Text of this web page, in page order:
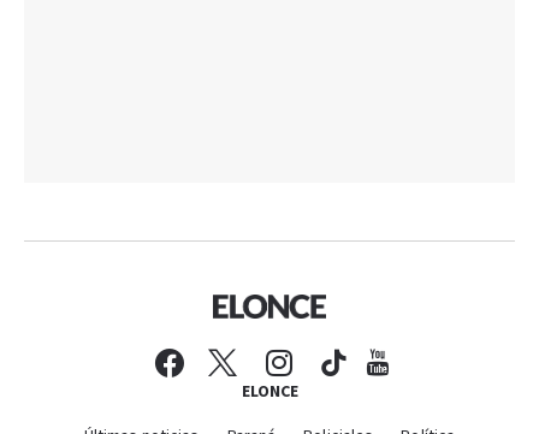
ELONCE